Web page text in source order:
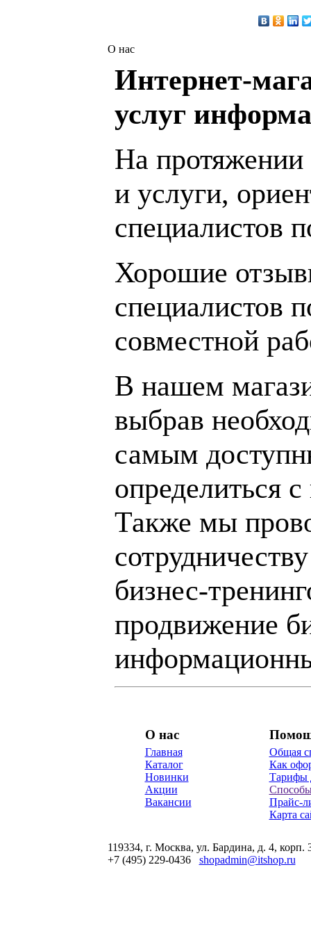
О нас
Интернет-
услуг
На протяжении
и услуги,
специалистов
Хорошие
специалистов
совместной
В нашем
выбрав
самым
определиться
Также мы
бизнес-
продвижение
О нас
Главная
Каталог
Новинки
Акции
Вакансии
Общая
Как
Тарифы
Прайс-
Карта
119334, г. Москва, ул. Бардина, д. 4, корп.
+7 (495) 229-0436 shopadmin@itshop.ru